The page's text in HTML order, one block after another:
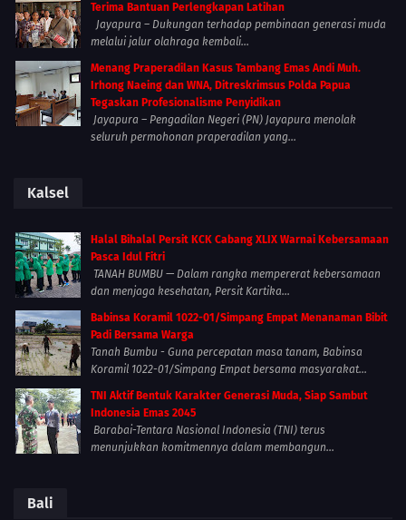
Terima Bantuan Perlengkapan Latihan
Jayapura – Dukungan terhadap pembinaan generasi muda
melalui jalur olahraga kembali...
Menang Praperadilan Kasus Tambang Emas Andi Muh.
Irhong Naeing dan WNA, Ditreskrimsus Polda Papua
Tegaskan Profesionalisme Penyidikan
Jayapura – Pengadilan Negeri (PN) Jayapura menolak
seluruh permohonan praperadilan yang...
Kalsel
Halal Bihalal Persit KCK Cabang XLIX Warnai Kebersamaan
Pasca Idul Fitri
TANAH BUMBU — Dalam rangka mempererat kebersamaan
dan menjaga kesehatan, Persit Kartika...
Babinsa Koramil 1022-01/Simpang Empat Menanaman Bibit
Padi Bersama Warga
Tanah Bumbu - Guna percepatan masa tanam, Babinsa
Koramil 1022-01/Simpang Empat bersama masyarakat...
TNI Aktif Bentuk Karakter Generasi Muda, Siap Sambut
Indonesia Emas 2045
Barabai-Tentara Nasional Indonesia (TNI) terus
menunjukkan komitmennya dalam membangun...
Bali